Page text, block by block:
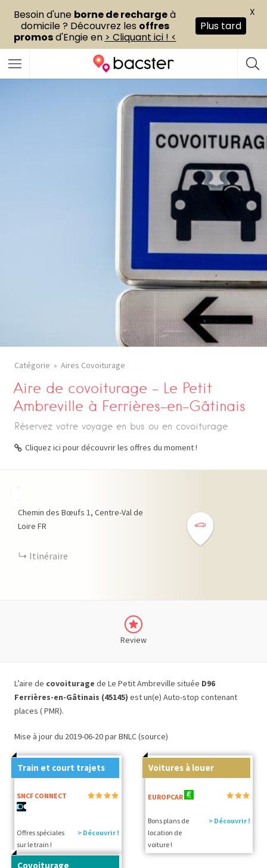
Catégorie Aires Covoiturage
Aire de covoiturage – Le Petit
Ambreville à Ferrières-en-Gâtinais
Réservez votre voyage en bus ou en covoiturage
Cliquez ici pour découvrir les offres du moment !
Chemin des Bœufs 1 Centre-Val de
Loire FR
Itinéraire
Review
L’aire de covoiturage de Le Petit Ambreville située D96
Ferrières-en-Gâtinais (45145) est un(e) Auto-stop contenant
places ( PMR).
Mise à jour du 2019-06-20 par BNLC (source)
Train et court trajets
SNCF CONNECT
Offres spéciales
sur le train !
> Découvrir !
Voitures à louer
EUROPCAR
Bons plans de
location de
voiture !
> Découvrir !
Covoiturage
Besoin d'une borne de rechargeà
domicile ? Découvrez les offres
promosd'Engie en > Cliquant ici ! <
Plus tard
X